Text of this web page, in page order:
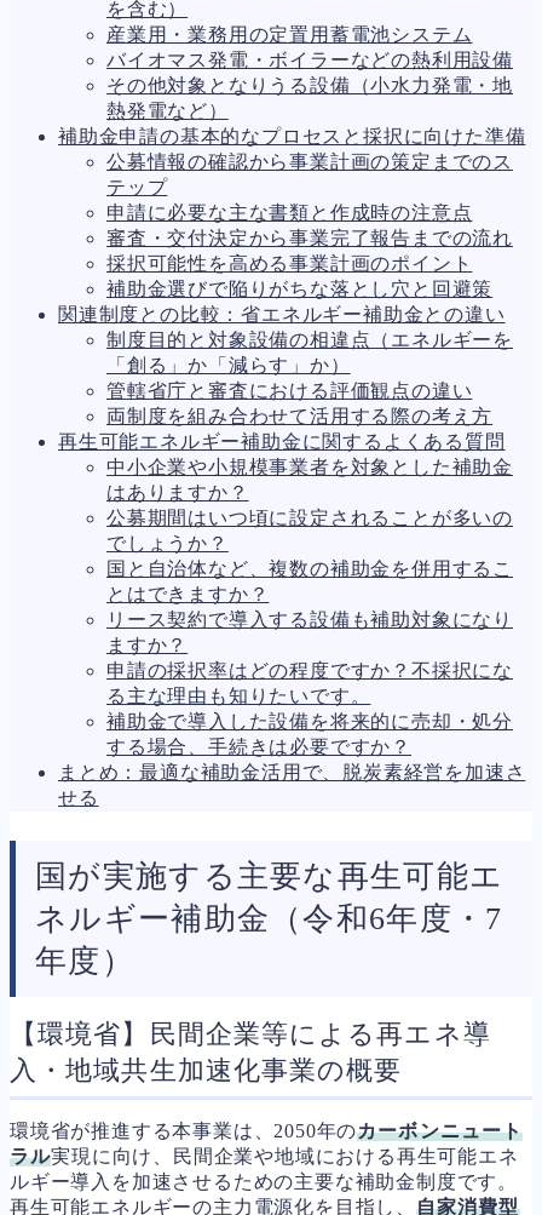
解雇・退職
事業運営374
品質・リコール 49
情報漏洩・サイバー256
事業再編69
手続664
私的整理142
法的整理
債権者対応19
換価・競売54
を含む）
産業用・業務用の定置用蓄電池システム
バイオマス発電・ボイラーなどの熱利用設備
その他対象となりうる設備（小水力発電・地
熱発電など）
補助金申請の基本的なプロセスと採択に向けた準備
公募情報の確認から事業計画の策定までのス
テップ
申請に必要な主な書類と作成時の注意点
審査・交付決定から事業完了報告までの流れ
採択可能性を高める事業計画のポイント
補助金選びで陥りがちな落とし穴と回避策
関連制度との比較：省エネルギー補助金との違い
制度目的と対象設備の相違点（エネルギーを
「創る」か「減らす」か）
管轄省庁と審査における評価観点の違い
両制度を組み合わせて活用する際の考え方
再生可能エネルギー補助金に関するよくある質問
中小企業や小規模事業者を対象とした補助金
はありますか？
公募期間はいつ頃に設定されることが多いの
でしょうか？
国と自治体など、複数の補助金を併用するこ
とはできますか？
リース契約で導入する設備も補助対象になり
ますか？
申請の採択率はどの程度ですか？不採択にな
る主な理由も知りたいです。
補助金で導入した設備を将来的に売却・処分
する場合、手続きは必要ですか？
まとめ：最適な補助金活用で、脱炭素経営を加速さ
せる
国が実施する主要な再生可能エ
ネルギー補助金（令和6年度・7
年度）
【環境省】民間企業等による再エネ導
入・地域共生加速化事業の概要
環境省が推進する本事業は、2050年のカーボンニュート
ラル実現に向け、民間企業や地域における再生可能エネ
ルギー導入を加速させるための主要な補助金制度です。
再生可能エネルギーの主力電源化を目指し、 自家消費型